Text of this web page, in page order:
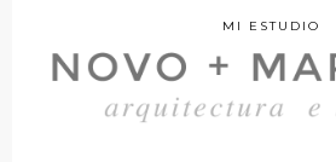
MI ESTUDIO